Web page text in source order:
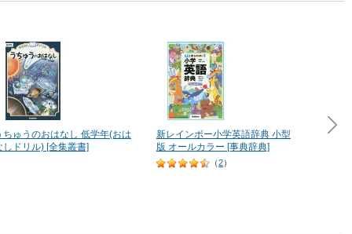
ちゅうのおはなし 低学年(おは
しドリル) [全集叢書]
新レインボー小学英語辞典 小型
版 オールカラー [事典辞典]
（2）
１年